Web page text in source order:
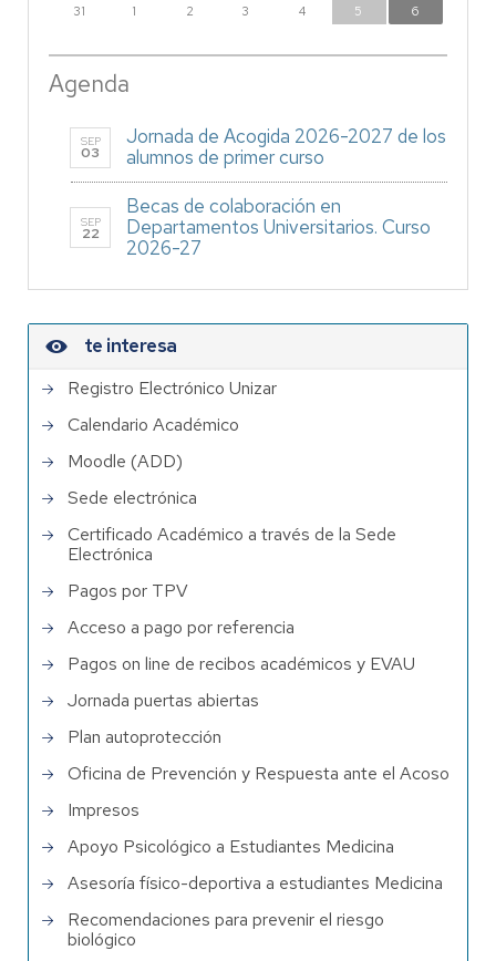
31 1 2 3 4 5 6
Agenda
SEP
03
Jornada de Acogida 2026-2027 de los
alumnos de primer curso
SEP
22
Becas de colaboración en
Departamentos Universitarios. Curso
2026-27
te interesa
Registro Electrónico Unizar
Calendario Académico
Moodle (ADD)
Sede electrónica
Certificado Académico a través de la Sede
Electrónica
Pagos por TPV
Acceso a pago por referencia
Pagos on line de recibos académicos y EVAU
Jornada puertas abiertas
Plan autoprotección
Oficina de Prevención y Respuesta ante el Acoso
Impresos
Apoyo Psicológico a Estudiantes Medicina
Asesoría físico-deportiva a estudiantes Medicina
Recomendaciones para prevenir el riesgo
biológico